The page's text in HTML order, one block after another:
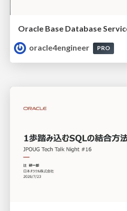
Oracle Base Database
oracle4engineer
PRO